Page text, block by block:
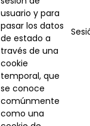
usuario y para
pasar los datos
de estado a
través de una
cookie
temporal, que
se conoce
comúnmente
como una